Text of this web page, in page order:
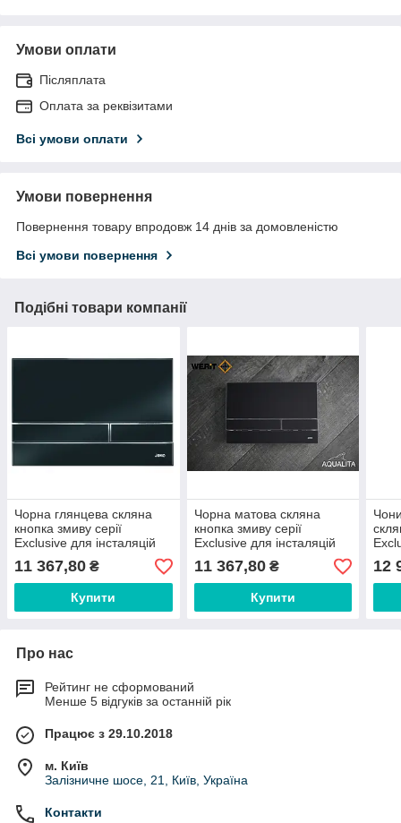
Умови оплати
Післяплата
Оплата за реквізитами
Всі умови оплати
Умови повернення
Повернення товару впродовж 14 днів за домовленістю
Всі умови повернення
Подібні товари компанії
Чорна глянцева скляна
кнопка змиву серії
Exclusive для інсталяцій
Werit
11 367,80 ₴
Купити
Чорна матова скляна
кнопка змиву серії
Exclusive для інсталяцій
Werit
11 367,80₴
Купити
12
Про нас
Рейтинг не сформований
Менше 5 відгуків за останній рік
Працює з 29.10.2018
м. Київ
Залізничне шосе, 21, Київ, Україна
Контакти